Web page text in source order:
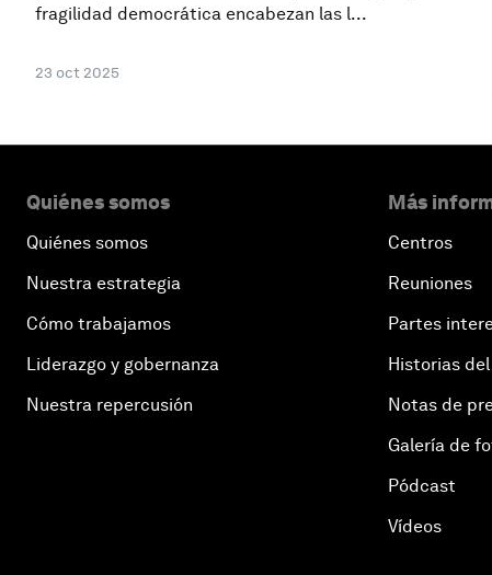
fragilidad democrática encabezan las l...
23 oct 2025
Quiénes somos
Quiénes somos
Nuestra estrategia
Cómo trabajamos
Liderazgo y gobernanza
Nuestra repercusión
Más
Centros
Reuniones
Partes
Historias
Notas de
Galería de
Pódcast
Vídeos